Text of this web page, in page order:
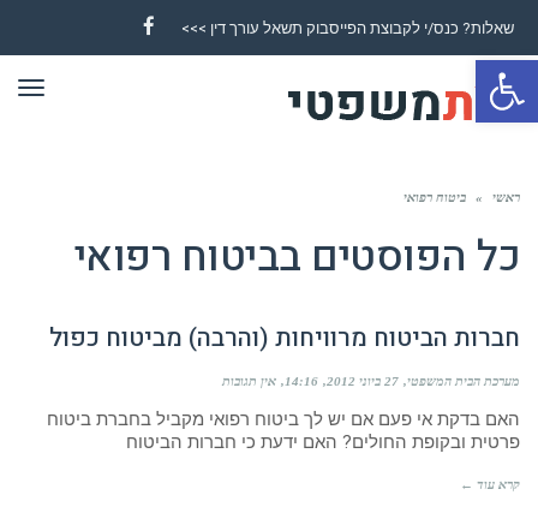
פתח סרגל נגישות
שאלות? כנס/י לקבוצת הפייסבוק תשאל עורך דין >>>
Facebook
ראשי » ביטוח רפואי
כל הפוסטים בביטוח רפואי
חברות הביטוח מרוויחות (והרבה) מביטוח כפול
מערכת הבית המשפטי 27 ביוני 2012 14:16 אין תגובות
האם בדקת אי פעם אם יש לך ביטוח רפואי מקביל בחברת ביטוח
פרטית ובקופת החולים? האם ידעת כי חברות הביטוח
קרא עוד ←